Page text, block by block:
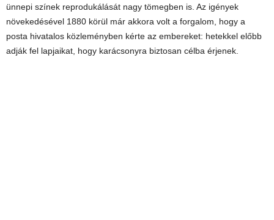
ünnepi színek reprodukálását nagy tömegben is. Az igények
növekedésével 1880 körül már akkora volt a forgalom, hogy a
posta hivatalos közleményben kérte az embereket: hetekkel előbb
adják fel lapjaikat, hogy karácsonyra biztosan célba érjenek.